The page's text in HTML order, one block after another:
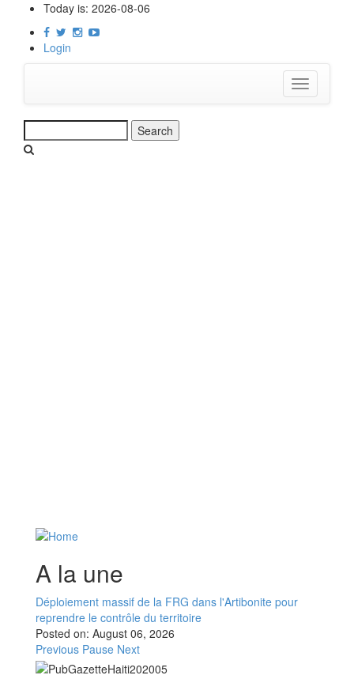
content
Today is: 2026-08-06
Login
Toggle
navigation
A la une
Déploiement massif de la FRG dans l'Artibonite pour
reprendre le contrôle du territoire
Posted on: August 06, 2026
Previous Pause Next